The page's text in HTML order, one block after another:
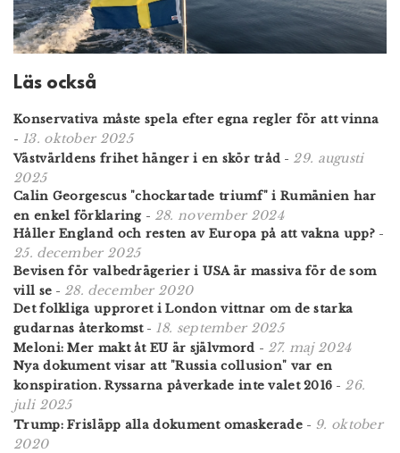
Läs också
Konservativa måste spela efter egna regler för att vinna
- 13. oktober 2025
Västvärldens frihet hänger i en skör tråd - 29. augusti
2025
Calin Georgescus "chockartade triumf" i Rumänien har
en enkel förklaring- 28. november 2024
Håller England och resten av Europa på att vakna upp?-
25. december 2025
Bevisen för valbedrägerier i USA är massiva för de som
vill se - 28. december 2020
Det folkliga upproret i London vittnar om de starka
gudarnas återkomst- 18. september 2025
Meloni: Mer makt åt EU är självmord - 27. maj 2024
Nya dokument visar att "Russia collusion" var en
konspiration. Ryssarna påverkade inte valet 2016 - 26.
juli 2025
Trump: Frisläpp alla dokument omaskerade - 9. oktober
2020